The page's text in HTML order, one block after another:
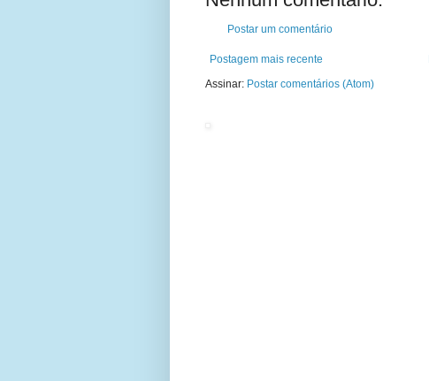
Postar um comentário
Postagem mais recente
Assinar: Postar comentários (Atom)